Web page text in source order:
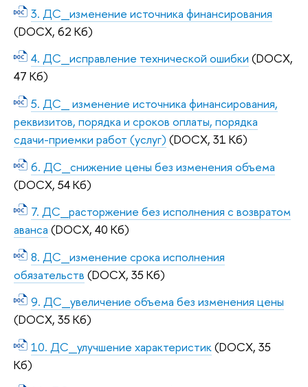
3. ДС_изменение источника финансирования
(DOCX, 62 Кб)
4. ДС_исправление технической ошибки (DOCX,
47 Кб)
5. ДС_ изменение источника финансирования,
реквизитов, порядка и сроков оплаты, порядка
сдачи-приемки работ (услуг) (DOCX, 31 Кб)
6. ДС_снижение цены без изменения объема
(DOCX, 54 Кб)
7. ДС_расторжение без исполнения с возвратом
аванса (DOCX, 40 Кб)
8. ДС_изменение срока исполнения
обязательств (DOCX, 35 Кб)
9. ДС_увеличение объема без изменения цены
(DOCX, 35 Кб)
10. ДС_улучшение характеристик(DOCX, 35
Кб)